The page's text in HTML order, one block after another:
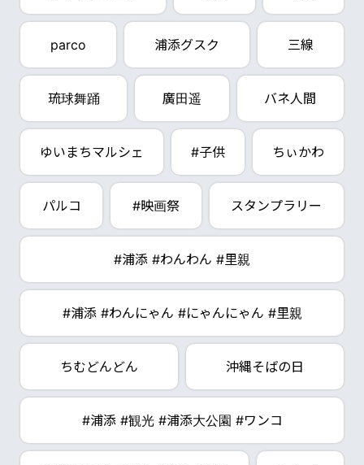
parco 浦添グスク 三線
琉球舞踊 廣田遥 バネ人間
ゆいまちマルシェ #子供 ちぃかわ
パルコ #映画祭 スタンプラリー
#浦添 #わんわん #里親
#浦添 #わんにゃん #にゃんにゃん #里親
ちむどんどん 沖縄そばの日
#浦添 #観光 #浦添大公園 #ワンコ